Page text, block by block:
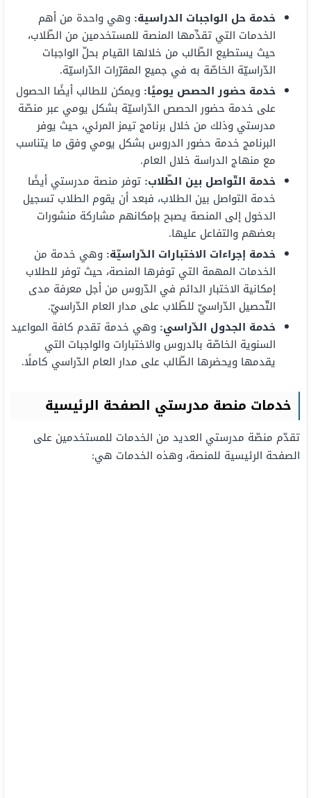
خدمة حل الواجبات الدراسية: وهي واحدة من أهم
الخدمات التي تقدِّمها المنصة للمستخدمين من الطّلاب،
حيث يستطيع الطّالب من خلالها القيام بحلّ الواجبات
الدّراسيّة الخاصّة به في جميع المقرّرات الدّراسيّة.
خدمة حضور الحصص يوميًا: ويمكن للطالب أيضًا الحصول
على خدمة حضور الحصص الدّراسيّة بشكل يومي عبر منصّة
مدرستي وذلك من خلال برنامج تيمز المرئي، حيث يوفر
البرنامج خدمة حضور الدروس بشكل يومي وفق ما يتناسب
مع منهاج الدراسة خلال العام.
خدمة التّواصل بين الطّلاب: توفر منصة مدرستي أيضًا
خدمة التواصل بين الطلاب، فبعد أن يقوم الطلاب تسجيل
الدخول إلى المنصة يصبح بإمكانهم مشاركة منشورات
بعضهم والتفاعل عليها.
خدمة إجراءات الاختبارات الدّراسيّة: وهي خدمة من
الخدمات المهمة التي توفرها المنصة، حيث توفر للطلاب
إمكانية الاختبار الدائم في الدّروس من أجل معرفة مدى
التّحصيل الدّراسيّ للطّلاب على مدار العام الدّراسيّ.
خدمة الجدول الدّراسي: وهي خدمة تقدم كافة المواعيد
السنوية الخاصّة بالدروس والاختبارات والواجبات التي
يقدمها ويحضرها الطّالب على مدار العام الدّراسي كاملًا.
خدمات منصة مدرستي الصفحة الرئيسية
تقدّم منصّة مدرستي العديد من الخدمات للمستخدمين على
الصفحة الرئيسية للمنصة، وهذه الخدمات هي: